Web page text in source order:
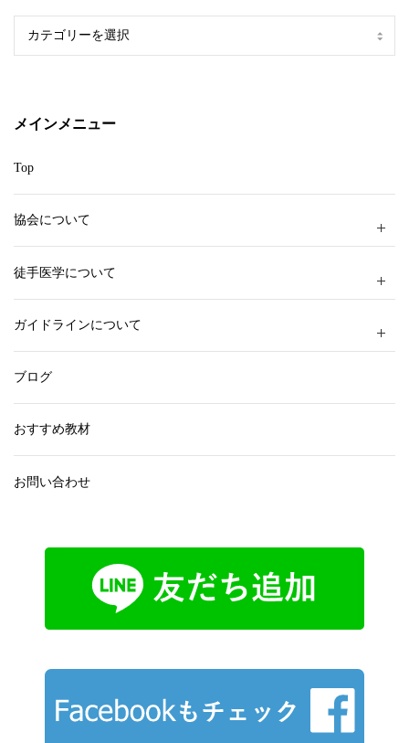
メインメニュー
Top
協会について
徒手医学について
ガイドラインについて
ブログ
おすすめ教材
お問い合わせ